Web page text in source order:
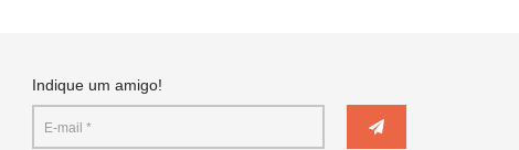
Indique um amigo!